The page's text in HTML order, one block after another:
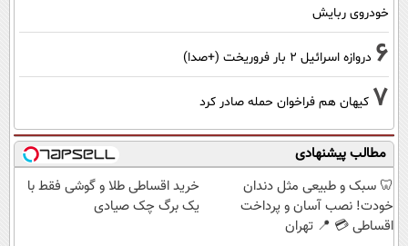
خودروی ربایش
6 دروازه اسرائیل ۲ بار فروریخت (+صدا)
7 کیهان هم فراخوان حمله صادر کرد
مطالب پیشنهادی
🦷 سبک و طبیعی مثل دندان
خودت! نصب آسان و پرداخت
اقساطی 💳 📍 تهران
خرید اقساطی طلا و گوشی فقط با
یک برگ چک صیادی